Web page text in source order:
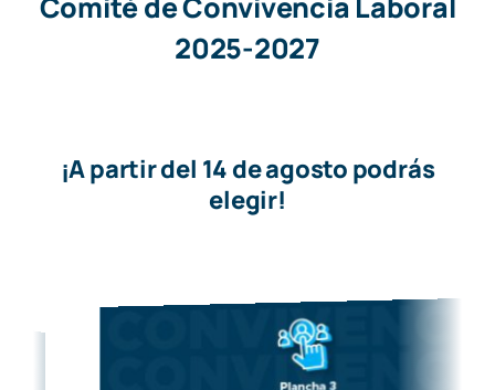
2025-2027
¡A partir del 14 de agosto podrás
elegir!